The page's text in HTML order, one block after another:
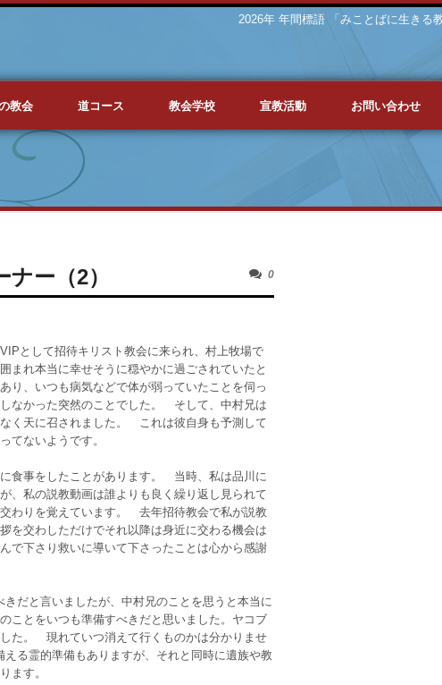
2026年 年間標語 「みことばに生きる
教会 道コース 教会学校 宣教活動 お問い合わせ
0
ー（2）
として招待キリスト教会に来られ、村上牧場で
れ本当に幸せそうに穏やかに過ごされていたと
、いつも病気などで体が弱っていたことを伺っ
なかった突然のことでした。 そして、中村兄は
く天に召されました。 これは彼自身も予測して
てないようです。
食事をしたことがあります。 当時、私は品川に
、私の説教動画は誰よりも良く繰り返し見られて
わりを覚えています。 去年招待教会で私が説教
を交わしただけでそれ以降は身近に交わる機会は
下さり救いに導いて下さったことは心から感謝
きだと言いましたが、中村兄のことを思うと本当に
とをいつも準備すべきだと思いました。ヤコブ
た。 現れていつ消えて行くものかは分かりませ
る霊的準備もありますが、それと同時に遺族や教
ります。